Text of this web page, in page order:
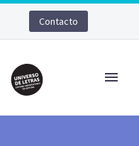
Contacto